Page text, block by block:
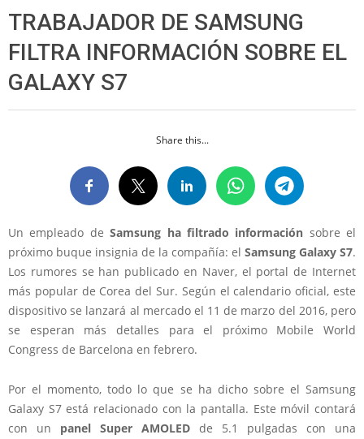
TRABAJADOR DE SAMSUNG
FILTRA INFORMACIÓN SOBRE EL
GALAXY S7
Share this...
Un empleado deSamsung ha filtrado información sobre el
próximo buque insignia de la compañía: el Samsung Galaxy S7.
Los rumores se han publicado en Naver, el portal de Internet
más popular de Corea del Sur. Según el calendario oficial, este
dispositivo se lanzará al mercado el 11 de marzo del 2016, pero
se esperan más detalles para el próximo Mobile World
Congress de Barcelona en febrero.
Por el momento, todo lo que se ha dicho sobre el Samsung
Galaxy S7 está relacionado con la pantalla. Este móvil contará
con un panel Super AMOLED de 5.1 pulgadas con una